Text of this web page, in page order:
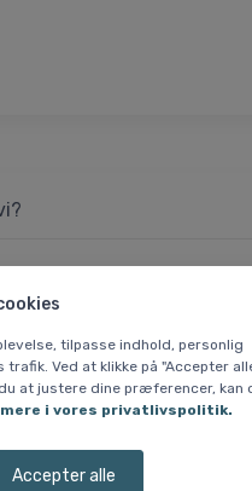
tilpasse indhold, personlig
Ved at klikke på "Accepter
at justere dine præferencer, kan
i vores privatlivspolitik.
Accepter alle
Med Tech inserts er de
Frigøres denne, har du op